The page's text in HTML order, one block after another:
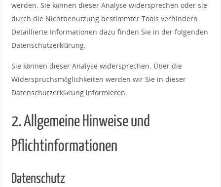
werden. Sie können dieser Analyse widersprechen oder sie
durch die Nichtbenutzung bestimmter Tools verhindern.
Detaillierte Informationen dazu finden Sie in der folgenden
Datenschutzerklärung.
Sie können dieser Analyse widersprechen. Über die
Widerspruchsmöglichkeiten werden wir Sie in dieser
Datenschutzerklärung informieren.
2. Allgemeine Hinweise und
Pflichtinformationen
Datenschutz